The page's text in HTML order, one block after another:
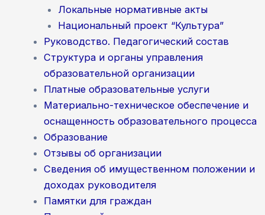
Локальные нормативные акты
Национальный проект “Культура”
Руководство. Педагогический состав
Структура и органы управления
образовательной организации
Платные образовательные услуги
Материально-техническое обеспечение и
оснащенность образовательного процесса
Образование
Отзывы об организации
Сведения об имущественном положении и
доходах руководителя
Памятки для граждан